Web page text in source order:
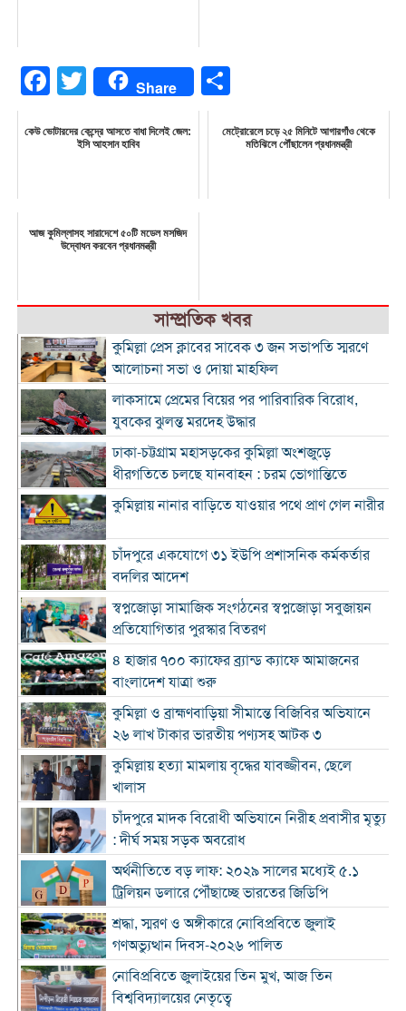
Facebook
Twitter Share
কেউ ভোটারদের কেন্দ্রে আসতে বাধা দিলেই জেল:
ইসি আহসান হাবিব
মেট্রোরেলে চড়ে ২৫ মিনিটে আগারগাঁও থেকে
মতিঝিলে পৌঁছালেন প্রধানমন্ত্রী
আজ কুমিল্লাসহ সারাদেশে ৫০টি মডেল মসজিদ
উদ্বোধন করবেন প্রধানমন্ত্রী
সাম্প্রতিক খবর
কুমিল্লা প্রেস ক্লাবের সাবেক ৩ জন সভাপতি স্মরণে
আলোচনা সভা ও দোয়া মাহফিল
লাকসামে প্রেমের বিয়ের পর পারিবারিক বিরোধ,
যুবকের ঝুলন্ত মরদেহ উদ্ধার
ঢাকা-চট্টগ্রাম মহাসড়কের কুমিল্লা অংশজুড়ে
ধীরগতিতে চলছে যানবাহন : চরম ভোগান্তিতে
কুমিল্লায় নানার বাড়িতে যাওয়ার পথে প্রাণ গেল নারীর
চাঁদপুরে একযোগে ৩১ ইউপি প্রশাসনিক কর্মকর্তার
বদলির আদেশ
স্বপ্নজোড়া সামাজিক সংগঠনের স্বপ্নজোড়া সবুজায়ন
প্রতিযোগিতার পুরস্কার বিতরণ
৪ হাজার ৭০০ ক্যাফের ব্র্যান্ড ক্যাফে আমাজনের
বাংলাদেশ যাত্রা শুরু
কুমিল্লা ও ব্রাহ্মণবাড়িয়া সীমান্তে বিজিবির অভিযানে
২৬ লাখ টাকার ভারতীয় পণ্যসহ আটক ৩
কুমিল্লায় হত্যা মামলায় বৃদ্ধের যাবজ্জীবন, ছেলে
খালাস
চাঁদপুরে মাদক বিরোধী অভিযানে নিরীহ প্রবাসীর মৃত্যু
: দীর্ঘ সময় সড়ক অবরোধ
অর্থনীতিতে বড় লাফ: ২০২৯ সালের মধ্যেই ৫.১
ট্রিলিয়ন ডলারে পৌঁছাচ্ছে ভারতের জিডিপি
শ্রদ্ধা, স্মরণ ও অঙ্গীকারে নোবিপ্রবিতে জুলাই
গণঅভ্যুত্থান দিবস-২০২৬ পালিত
নোবিপ্রবিতে জুলাইয়ের তিন মুখ, আজ তিন
বিশ্ববিদ্যালয়ের নেতৃত্বে